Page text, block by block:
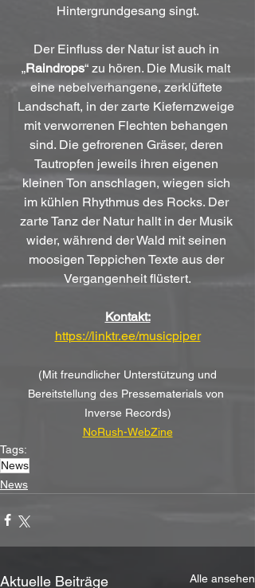
Hintergrundgesang singt.
Der Einfluss der Natur ist auch in
„Raindrops“ zu hören. Die Musik malt
eine nebelverhangene, zerklüftete
Landschaft, in der zarte Kiefernzweige
mit verworrenen Flechten behangen
sind. Die gefrorenen Gräser, deren
Tautropfen jeweils ihren eigenen
kleinen Ton anschlagen, wiegen sich
im kühlen Rhythmus des Rocks. Der
zarte Tanz der Natur hallt in der Musik
wider, während der Wald mit seinen
moosigen Teppichen Texte aus der
Vergangenheit flüstert.
Kontakt:
https://linktr.ee/musicpiper
(Mit freundlicher Unterstützung und
Bereitstellung des Pressematerials von
Inverse Records)
NoRush-WebZine
Tags:
News
News
Aktuelle Beiträge Alle ansehen